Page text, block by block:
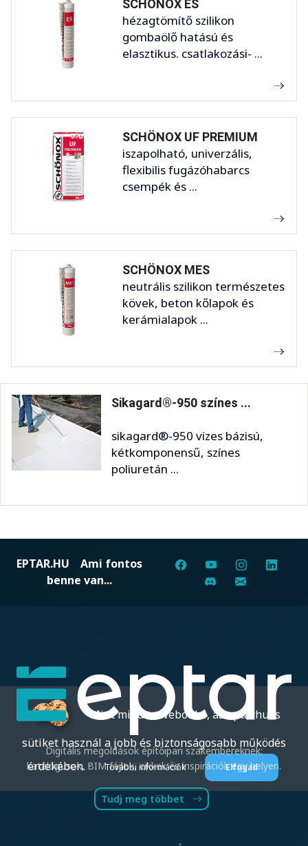
SCHÖNOX ES
hézagtömítő szilikon
gombaölő hatású és
elasztikus. csatlakozási- ...
SCHÖNOX UF PREMIUM
iszapolható, univerzális,
flexibilis fugázóhabarcs
csempék és ...
SCHÖNOX MES
neutrális szilikon természetes
kövek, beton kőlapok és
kerámialapok ...
Sikagard®-950 színes ...
sikagard®-950 vizes bázisú,
kétkomponensű, színes
poliuretán ...
EPTAR.HU Ami fontos
benne van...
Digitális megoldások építőipari szakembereknek:
katalógusok, BIM fájlok, cikkek és inspirációk egy helyen.
Tudj meg többet
Mint minden weboldal, az eptar.hu is
sütiket használ a jobb és biztonságosabb működés
érdekében.További információk Elfogad